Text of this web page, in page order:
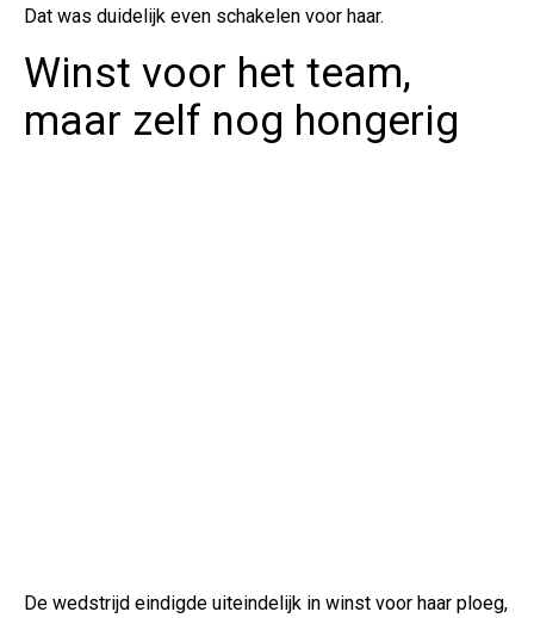
Dat was duidelijk even schakelen voor haar.
Winst voor het team,
maar zelf nog hongerig
De wedstrijd eindigde uiteindelijk in winst voor haar ploeg,